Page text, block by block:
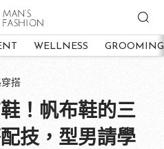
WELLNESS GROOMING
搭
！帆布鞋的三
技，型男請學